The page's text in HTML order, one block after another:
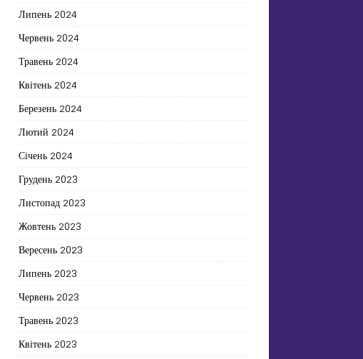
Липень 2024
Червень 2024
Травень 2024
Квітень 2024
Березень 2024
Лютий 2024
Січень 2024
Грудень 2023
Листопад 2023
Жовтень 2023
Вересень 2023
Липень 2023
Червень 2023
Травень 2023
Квітень 2023